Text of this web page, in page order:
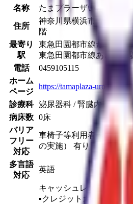
名称 たまプラーザいとう泌尿
住所
神奈川県横浜市青葉区新
階
最寄り
駅
東急田園都市線たまプラ
東急田園都市線あざみ野
電話
0459105115
ホーム
ページ
https://tamaplaza-uro.jp/
診療科
泌尿器科 / 腎臓内科
病床数
0床
バリア
フリー
対応
車椅子等利用者への配慮
の実施） 有り
多言語
対応
英語
キャッシュレス対応あり
▪︎クレジットカード